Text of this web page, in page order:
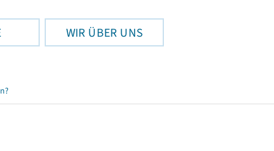
WIR ÜBER UNS